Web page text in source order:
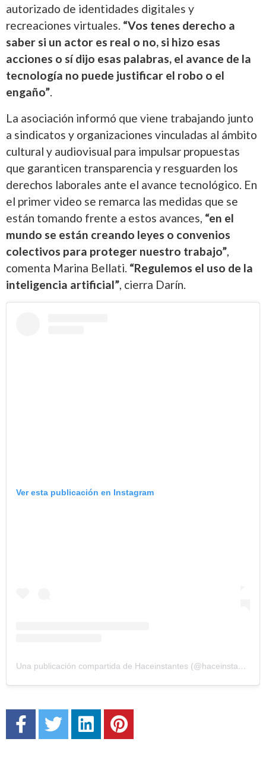
autorizado de identidades digitales y
recreaciones virtuales. “Vos tenes derecho a
saber si un actor es real o no, si hizo esas
acciones o sí dijo esas palabras, el avance de la
tecnología no puede justificar el robo o el
engaño”.
La asociación informó que viene trabajando junto
a sindicatos y organizaciones vinculadas al ámbito
cultural y audiovisual para impulsar propuestas
que garanticen transparencia y resguarden los
derechos laborales ante el avance tecnológico. En
el primer video se remarca las medidas que se
están tomando frente a estos avances, “en el
mundo se están creando leyes o convenios
colectivos para proteger nuestro trabajo”,
comenta Marina Bellati. “Regulemos el uso de la
inteligencia artificial”, cierra Darín.
Ver esta publicación en Instagram
Una publicación compartida de Haceinstantes (@haceinstantesok)